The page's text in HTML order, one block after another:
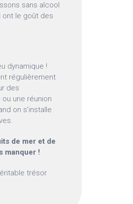
sans alcool
ont le goût des
dynamique !
régulièrement
des
une réunion
on s’installe
de mer et de
manquer !
trésor